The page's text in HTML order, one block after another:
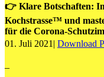
👉 Klare Botschaften:
Kochstrasse™ und
für die Corona-
01. Juli 2021| Download
–